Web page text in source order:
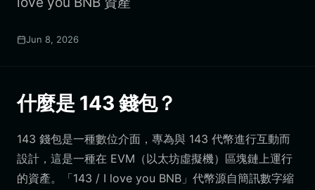
Jun 8, 2026
什麼是 143 錢包？
143 錢包是一種數位介面，專為與 143 代幣進行互動而
設計，這是一種在 EVM（以太坊虛擬機）區塊鏈上運行
的資產。「143 / I love you BNB」代幣源自簡訊數字縮